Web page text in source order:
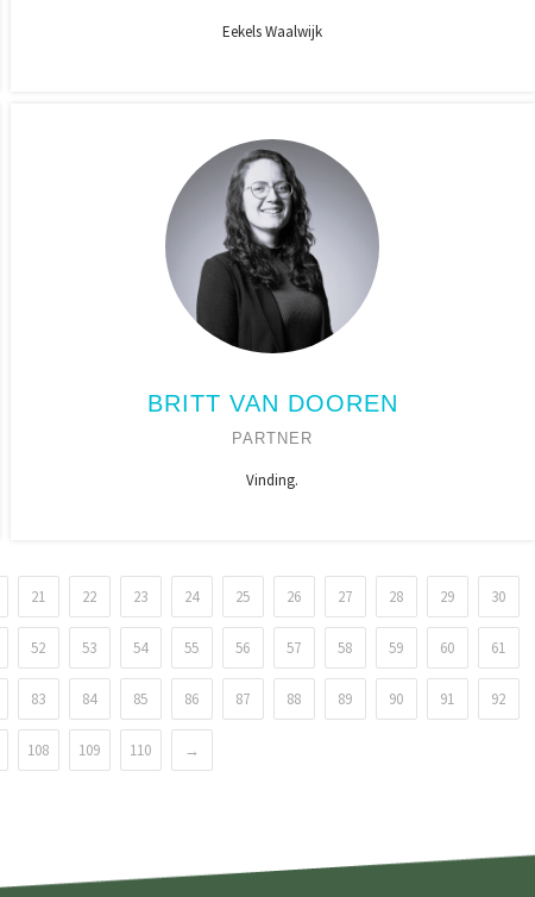
Eekels Waalwijk
BRITT VAN DOOREN
PARTNER
Vinding.
21 22 23 24 25 26 27 28 29 30
52 53 54 55 56 57 58 59 60 61
83 84 85 86 87 88 89 90 91 92
108 109 110 →